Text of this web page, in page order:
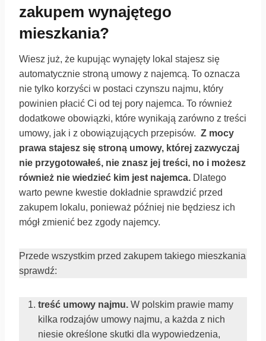
zakupem wynajętego
mieszkania?
Wiesz już, że kupując wynajęty lokal stajesz się
automatycznie stroną umowy z najemcą. To oznacza
nie tylko korzyści w postaci czynszu najmu, który
powinien płacić Ci od tej pory najemca. To również
dodatkowe obowiązki, które wynikają zarówno z treści
umowy, jak i z obowiązujących przepisów. Z mocy
prawa stajesz się stroną umowy, której zazwyczaj
nie przygotowałeś, nie znasz jej treści, no i możesz
również nie wiedzieć kim jest najemca. Dlatego
warto pewne kwestie dokładnie sprawdzić przed
zakupem lokalu, ponieważ później nie będziesz ich
mógł zmienić bez zgody najemcy.
Przede wszystkim przed zakupem takiego mieszkania
sprawdź:
treść umowy najmu. W polskim prawie mamy
kilka rodzajów umowy najmu, a każda z nich
niesie określone skutki dla wypowiedzenia,